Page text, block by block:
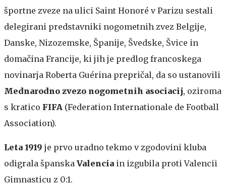
športne zveze na ulici Saint Honoré v Parizu sestali
delegirani predstavniki nogometnih zvez Belgije,
Danske, Nizozemske, Španije, Švedske, Švice in
domačina Francije, ki jih je predlog francoskega
novinarja Roberta Guérina prepričal, da so ustanovili
Mednarodno zvezo nogometnih asociacij, oziroma
s kratico FIFA (Federation Internationale de Football
Association).
Leta 1919 je prvo uradno tekmo v zgodovini kluba
odigrala španska Valencia in izgubila proti Valencii
Gimnasticu z 0:1.